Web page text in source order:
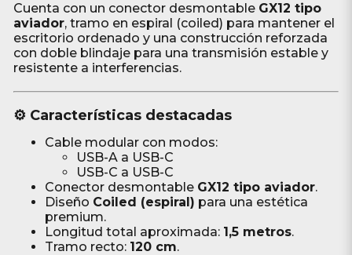
Cuenta con un conector desmontable GX12 tipo
aviador, tramo en espiral (coiled) para mantener el
escritorio ordenado y una construcción reforzada
con doble blindaje para una transmisión estable y
resistente a interferencias.
⚙️ Características destacadas
Cable modular con modos:
USB-A a USB-C
USB-C a USB-C
Conector desmontable GX12 tipo aviador.
Diseño Coiled (espiral) para una estética
premium.
Longitud total aproximada: 1,5 metros.
Tramo recto: 120 cm.